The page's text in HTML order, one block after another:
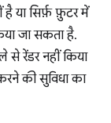
या सिर्फ़ फ़ुटर में
जा सकता है.
से रेंडर नहीं किया
की सुविधा का